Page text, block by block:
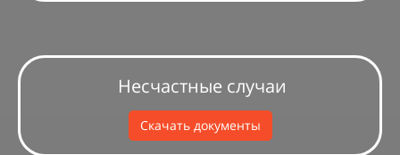
Несчастные случаи
Скачать документы